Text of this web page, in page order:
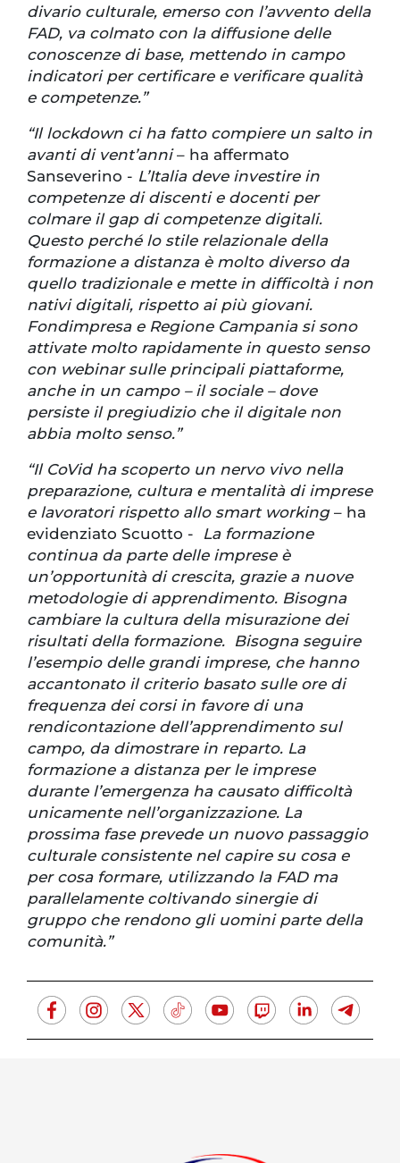
divario culturale, emerso con l’avvento della
FAD, va colmato con la diffusione delle
conoscenze di base, mettendo in campo
indicatori per certificare e verificare qualità
e competenze.”
“Il lockdown ci ha fatto compiere un salto in
avanti di vent’anni– ha affermato
Sanseverino - L’Italia deve investire in
competenze di discenti e docenti per
colmare il gap di competenze digitali.
Questo perché lo stile relazionale della
formazione a distanza è molto diverso da
quello tradizionale e mette in difficoltà i non
nativi digitali, rispetto ai più giovani.
Fondimpresa e Regione Campania si sono
attivate molto rapidamente in questo senso
con webinar sulle principali piattaforme,
anche in un campo – il sociale – dove
persiste il pregiudizio che il digitale non
abbia molto senso.”
“Il CoVid ha scoperto un nervo vivo nella
preparazione, cultura e mentalità di imprese
e lavoratori rispetto allo smart working– ha
evidenziato Scuotto -
La formazione
continua da parte delle imprese è
un’opportunità di crescita, grazie a nuove
metodologie di apprendimento. Bisogna
cambiare la cultura della misurazione dei
risultati della formazione. Bisogna seguire
l’esempio delle grandi imprese, che hanno
accantonato il criterio basato sulle ore di
frequenza dei corsi in favore di una
rendicontazione dell’apprendimento sul
campo, da dimostrare in reparto. La
formazione a distanza per le imprese
durante l’emergenza ha causato difficoltà
unicamente nell’organizzazione. La
prossima fase prevede un nuovo passaggio
culturale consistente nel capire su cosa e
per cosa formare, utilizzando la FAD ma
parallelamente coltivando sinergie di
gruppo che rendono gli uomini parte della
comunità.”